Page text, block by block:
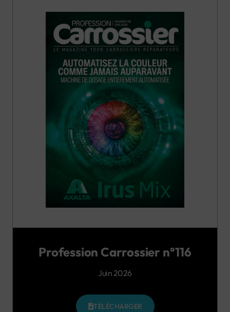
Profession Carrossier n°116
Juin 2026
TÉLÉCHARGER